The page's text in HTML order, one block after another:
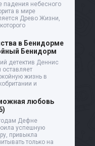
падения небесного
в мире
Древо Жизни,
в Бенидорме
Бенидорм
детектив Деннис
оставляет
жизнь в
и
любовь
Дефне
успешную
привыкла
только на